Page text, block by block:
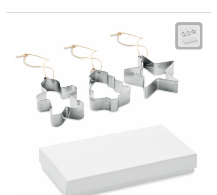
Fietsverlichting
Fiets reparatiesets
Zadelhoezen
Drinkbekers